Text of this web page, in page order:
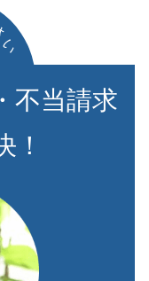
い
不当請求
！